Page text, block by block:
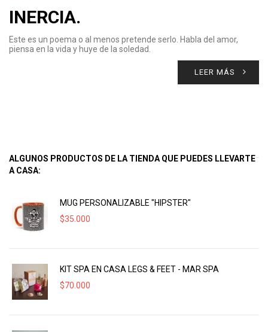
INERCIA.
Este es un poema o al menos pretende serlo. Habla del amor,
piensa en la vida y huye de la soledad.
LEER MÁS
ALGUNOS PRODUCTOS DE LA TIENDA QUE PUEDES LLEVARTE
A CASA:
MUG PERSONALIZABLE "HIPSTER"
$35.000
KIT SPA EN CASA LEGS & FEET - MAR SPA
$70.000